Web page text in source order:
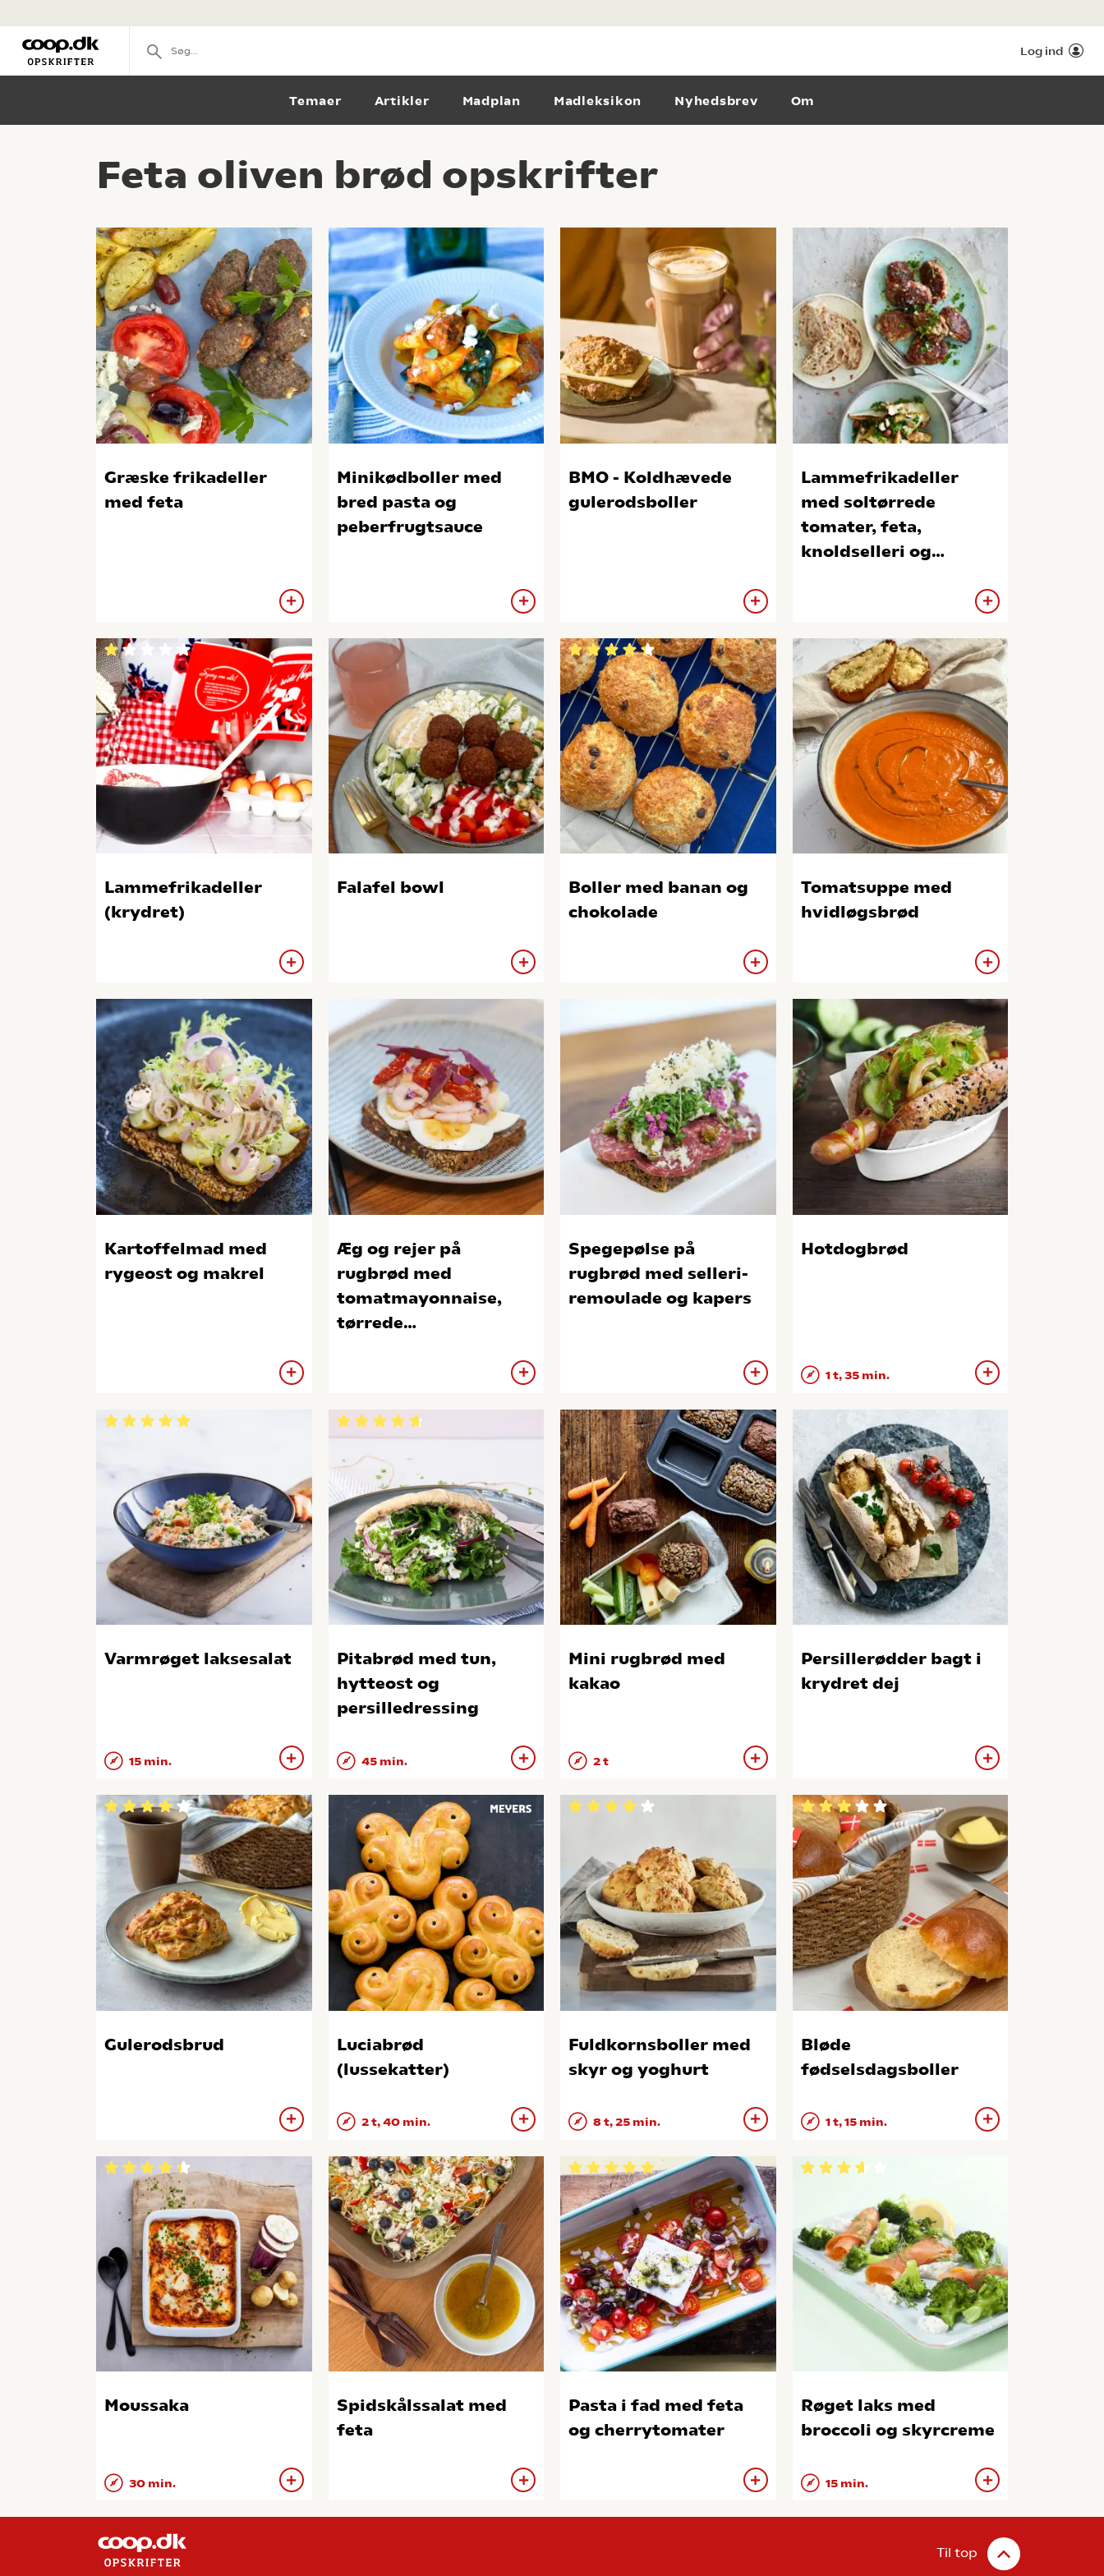
Log ind
Temaer Artikler Madplan Madleksikon Nyhedsbrev Om
Feta oliven brød opskrifter
Græske frikadeller
med feta
Minikødboller med
bred pasta og
peberfrugtsauce
BMO - Koldhævede
gulerodsboller
Lammefrikadeller
med soltørrede
tomater, feta,
knoldselleri og
Lammefrikadeller
(krydret)
Falafel bowl
Boller med banan og
chokolade
Tomatsuppe med
hvidløgsbrød
Kartoffelmad med
rygeost og makrel
Æg og rejer på
rugbrød med
tomatmayonnaise,
tørrede
Spegepølse på
rugbrød med selleri-
remoulade og kapers
Hotdogbrød
1 t, 35 min.
Varmrøget laksesalat
15 min.
Pitabrød med tun,
hytteost og
persilledressing
45 min.
Mini rugbrød med
kakao
2 t
Persillerødder bagt i
krydret dej
Gulerodsbrud
Luciabrød
(lussekatter)
2 t, 40 min.
Fuldkornsboller med
skyr og yoghurt
8 t, 25 min.
Bløde
fødselsdagsboller
1 t, 15 min.
Moussaka
30 min.
Spidskålssalat med
feta
Pasta i fad med feta
og cherrytomater
Røget laks med
broccoli og skyrcreme
15 min.
Til top